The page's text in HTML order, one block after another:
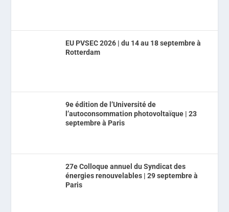
EU PVSEC 2026 | du 14 au 18 septembre à
Rotterdam
9e édition de l’Université de
l’autoconsommation photovoltaïque | 23
septembre à Paris
27e Colloque annuel du Syndicat des
énergies renouvelables | 29 septembre à
Paris